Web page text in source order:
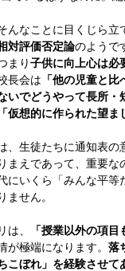
なことに目くじら立
対評価否定論のようで
まり 子供に向上心は必
長会は 「他の児童と
いでどうやって長所・
「仮想的に作られた望ま
、生徒たちに通知表の
まえであって、重要な
にいくら「みんな平等
ません。
は、 「授業以外の項目
が極端になります。 落
こぼれ」を経験させて